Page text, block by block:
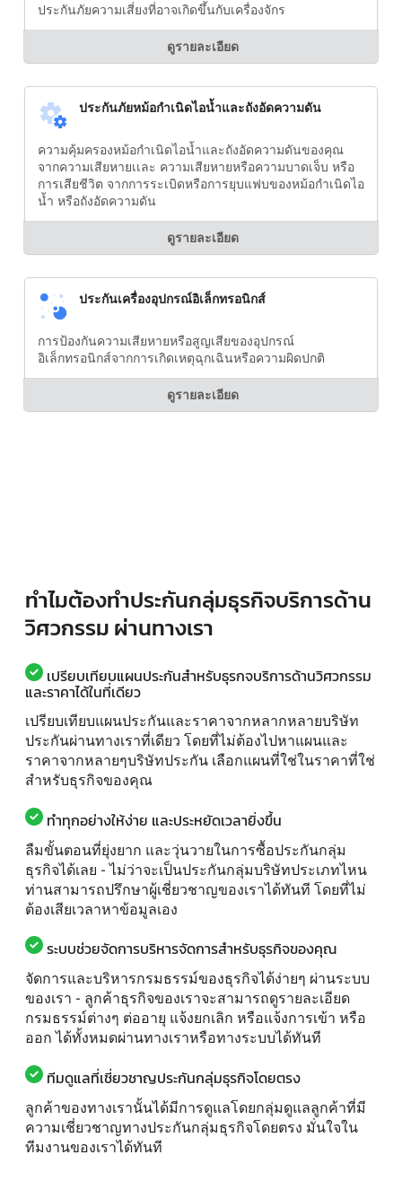
ประกันภัยความเสี่ยงที่อาจเกิดขึ้นกับเครื่องจักร
ดูรายละเอียด
ประกันภัยหม้อกำเนิดไอน้ำและถังอัดความดัน
ความคุ้มครองหม้อกำเนิดไอน้ำและถังอัดความดันของคุณ
จากความเสียหายเเละ ความเสียหายหรือความบาดเจ็บ หรือ
การเสียชีวิต จากการระเบิดหรือการยุบแฟบของหม้อกำเนิดไอ
น้ำ หรือถังอัดความดัน
ดูรายละเอียด
ประกันเครื่องอุปกรณ์อิเล็กทรอนิกส์
การป้องกันความเสียหายหรือสูญเสียของอุปกรณ์
อิเล็กทรอนิกส์จากการเกิดเหตุฉุกเฉินหรือความผิดปกติ
ดูรายละเอียด
ทำไมต้องทำประกันกลุ่มธุรกิจบริการด้าน
วิศวกรรม ผ่านทางเรา
เปรียบเทียบแผนประกันสำหรับธุรกจบริการด้านวิศวกรรม
และราคาได้ในที่เดียว
เปรียบเทียบแผนประกันและราคาจากหลากหลายบริษัท
ประกันผ่านทางเราที่เดียว โดยที่ไม่ต้องไปหาแผนและ
ราคาจากหลายๆบริษัทประกัน เลือกแผนที่ใช่ในราคาที่ใช่
สำหรับธุรกิจของคุณ
ทำทุกอย่างให้ง่าย และประหยัดเวลายิ่งขึ้น
ลืมขั้นตอนที่ยุ่งยาก และวุ่นวายในการซื้อประกันกลุ่ม
ธุรกิจได้เลย - ไม่ว่าจะเป็นประกันกลุ่มบริษัทประเภทไหน
ท่านสามารถปรึกษาผู้เชี่ยวชาญของเราได้ทันที โดยที่ไม่
ต้องเสียเวลาหาข้อมูลเอง
ระบบช่วยจัดการบริหารจัดการสำหรับธุรกิจของคุณ
จัดการและบริหารกรมธรรม์ของธุรกิจได้ง่ายๆ ผ่านระบบ
ของเรา - ลูกค้าธุรกิจของเราจะสามารถดูรายละเอียด
กรมธรรม์ต่างๆ ต่ออายุ แจ้งยกเลิก หรือแจ้งการเข้า หรือ
ออก ได้ทั้งหมดผ่านทางเราหรือทางระบบได้ทันที
ทีมดูแลที่เชี่ยวชาญประกันกลุ่มธุรกิจโดยตรง
ลูกค้าของทางเรานั้นได้มีการดูแลโดยกลุ่มดูแลลูกค้าที่มี
ความเชี่ยวชาญทางประกันกลุ่มธุรกิจโดยตรง มั่นใจใน
ทีมงานของเราได้ทันที